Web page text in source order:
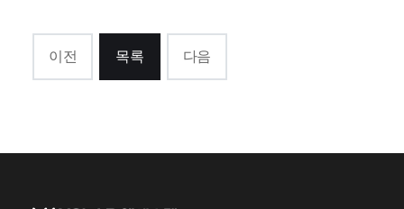
이전 목록 다음